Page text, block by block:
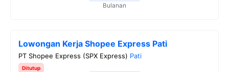
Bulanan
Lowongan Kerja Shopee Express Pati
PT Shopee Express (SPX Express) Pati
Ditutup